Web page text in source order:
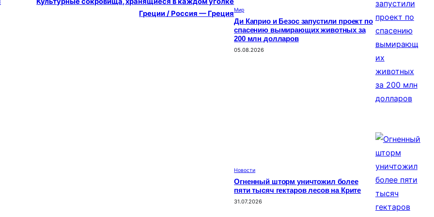
Греции / Россия — ГрецияМир
Ди Каприо и Безос запустили проект по
спасению вымирающих животных за
200 млн долларов
05.08.2026
Новости
Огненный шторм уничтожил более
пяти тысяч гектаров лесов на Крите
31.07.2026